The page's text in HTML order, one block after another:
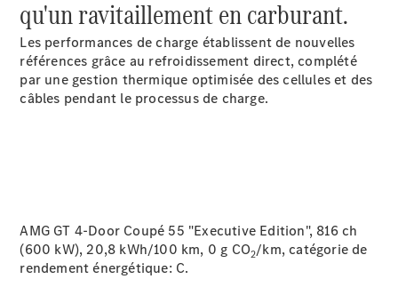
qu'un ravitaillement en carburant.
Les performances de charge établissent de nouvelles
références grâce au refroidissement direct, complété
par une gestion thermique optimisée des cellules et des
câbles pendant le processus de charge.
AMG GT 4-Door Coupé 55 "Executive Edition", 816 ch
(600 kW), 20,8 kWh/100 km, 0 g CO2/km, catégorie de
rendementénergétique: C.